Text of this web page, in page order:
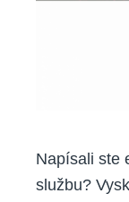
Napísali ste
službu?